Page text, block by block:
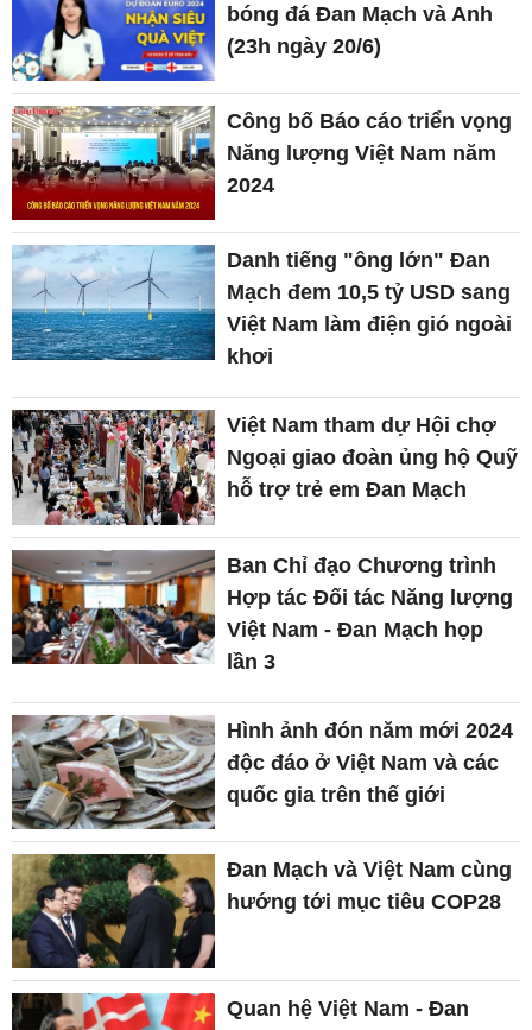
bóng đá Đan Mạch và Anh
(23h ngày 20/6)
Công bố Báo cáo triển vọng
Năng lượng Việt Nam năm
2024
Danh tiếng "ông lớn" Đan
Mạch đem 10,5 tỷ USD sang
Việt Nam làm điện gió ngoài
khơi
Việt Nam tham dự Hội chợ
Ngoại giao đoàn ủng hộ Quỹ
hỗ trợ trẻ em Đan Mạch
Ban Chỉ đạo Chương trình
Hợp tác Đối tác Năng lượng
Việt Nam - Đan Mạch họp
lần 3
Hình ảnh đón năm mới 2024
độc đáo ở Việt Nam và các
quốc gia trên thế giới
Đan Mạch và Việt Nam cùng
hướng tới mục tiêu COP28
Quan hệ Việt Nam - Đan